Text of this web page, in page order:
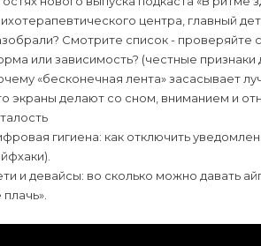
центра, главный
Смотрите список - проверяйте
или зависимость? (честные
«бесконечная лента» засасывает
экраны делают со сном, вниманием и
гигиена: как отключить
и девайсы: во сколько можно давать
плачь».